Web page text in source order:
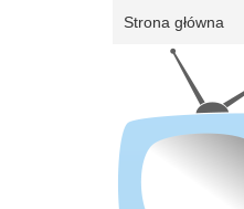
Strona główna